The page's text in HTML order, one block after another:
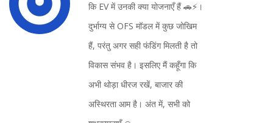
कि EV में उनकी क्या योजनाएँ हैं 🚗⚡।
दुर्भाग्य से OFS मॉडल में कुछ जोखिम
हैं, परंतु अगर सही फंडिंग मिलती है तो
विकास संभव है। इसलिए मैं कहूँगा कि
अभी थोड़ा धीरज रखें, बाजार की
अस्थिरता आम है। अंत में, सभी को